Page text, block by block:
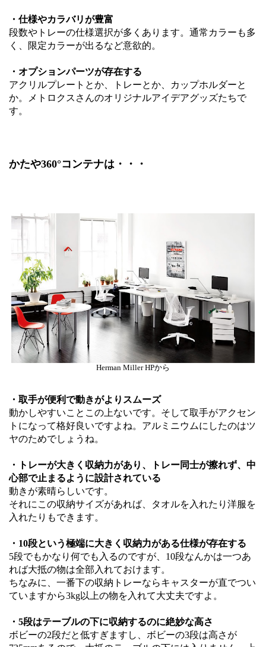
・仕様やカラバリが豊富
段数やトレーの仕様選択が多くあります。通常カラーも多
く、限定カラーが出るなど意欲的。
・オプションパーツが存在する
アクリルプレートとか、トレーとか、カップホルダーと
か。メトロクスさんのオリジナルアイデアグッズたちで
す。
かたや360°コンテナは・・・
Herman Miller HPから
・取手が便利で動きがよりスムーズ
動かしやすいことこの上ないです。そして取手がアクセン
トになって格好良いですよね。アルミニウムにしたのはツ
ヤのためでしょうね。
・トレーが大きく収納力があり、トレー同士が擦れず、中
心部で止まるように設計されている
動きが素晴らしいです。
それにこの収納サイズがあれば、タオルを入れたり洋服を
入れたりもできます。
・10段という極端に大きく収納力がある仕様が存在する
5段でもかなり何でも入るのですが、10段なんかは一つあ
れば大抵の物は全部入れておけます。
ちなみに、一番下の収納トレーならキャスターが直でつい
ていますから3kg以上の物を入れて大丈夫ですよ。
・5段はテーブルの下に収納するのに絶妙な高さ
ボビーの2段だと低すぎますし、ボビーの3段は高さが